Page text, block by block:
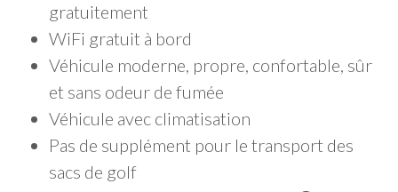
gratuitement
WiFi gratuit à bord
Véhicule moderne, propre, confortable, sûr
et sans odeur de fumée
Véhicule avec climatisation
Pas de supplément pour le transport des
sacs de golf